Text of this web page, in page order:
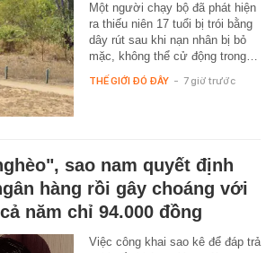
Một người chạy bộ đã phát hiện
ra thiếu niên 17 tuổi bị trói bằng
dây rút sau khi nạn nhân bị bỏ
mặc, không thể cử động trong…
THẾ GIỚI ĐÓ ĐÂY - 7 giờ trước
sao nam quyết định
hàng rồi gây choáng với
năm chỉ 94.000 đồng
Việc công khai sao kê để đáp trả